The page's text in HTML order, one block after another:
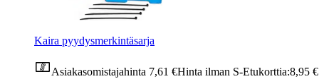
Kaira pyydysmerkintäsarja
Asiakasomistajahinta 7,61 €Hinta ilman S-Etukorttia:8,95 €